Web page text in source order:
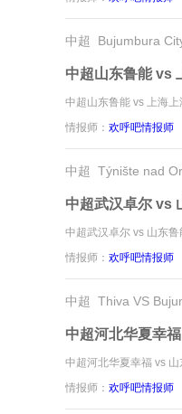
中超 Bujumbura
中超山东鲁能 vs
中超山东鲁能 vs 上海
情报师： 欢呼吧情报师
中超 Týnište nad
中超武汉卓尔 vs
中超武汉卓尔 vs 山东
情报师： 欢呼吧情报师
中超 Thiva VS
中超河北华夏幸
中超河北华夏幸福 vs
情报师： 欢呼吧情报师